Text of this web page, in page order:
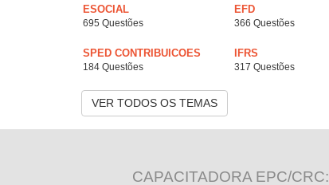
ESOCIAL
695 Questões
EFD
366 Questões
SPED CONTRIBUICOES
184 Questões
IFRS
317 Questões
VER TODOS OS TEMAS
CAPACITADORA EPC/CRC: